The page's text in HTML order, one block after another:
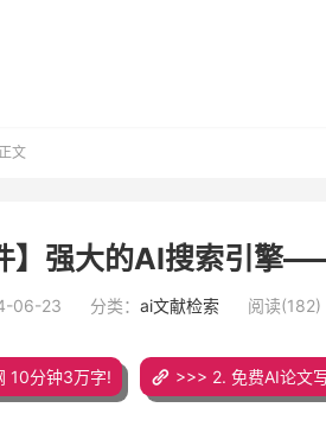
文
】强大的AI搜索引擎
06-23 分类： ai文献检索 阅读(182)
10分钟3万字! >>> 2. 免费AI论文